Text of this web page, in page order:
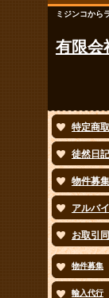
ミジンコから
有限会
特定商
徒然日
物件募集
アルバ
お取引
物件募集
輸入代行